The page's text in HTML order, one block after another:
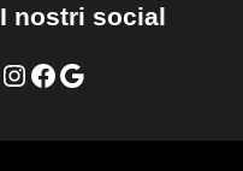
I nostri social
Instagram
Facebook
Google